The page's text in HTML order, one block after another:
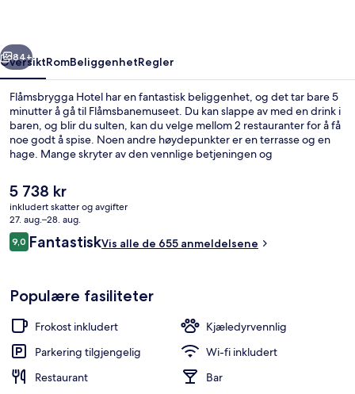
Neste
84+
OversiktRomBeliggenhetRegler
Flåmsbrygga Hotel har en fantastisk beliggenhet, og det tar bare 5
minutter å gå til Flåmsbanemuseet. Du kan slappe av med en drink i
baren, og blir du sulten, kan du velge mellom 2 restauranter for å få
noe godt å spise. Noen andre høydepunkter er en terrasse og en
hage. Mange skryter av den vennlige betjeningen og
Den
nåværende
prisen
er
5 738 kr
5 738 kr
inkludert skatter og avgifter
27. aug.–28. aug.
Anmeldelser
9,09,0 av 10 –
FantastiskVis alle de 655 anmeldelsene
Populære fasiliteter
Frokost inkludert
Kjæledyrvennlig
Parkering tilgjengelig
Wi-fi inkludert
Restaurant
Bar